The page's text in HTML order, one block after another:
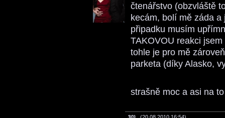
čtenářstvo (obzvláště
kecám, bolí mě záda
připadku musím
TAKOVOU reakci
tohle je pro mě
parketa (díky Alasko,
strašně moc a asi na